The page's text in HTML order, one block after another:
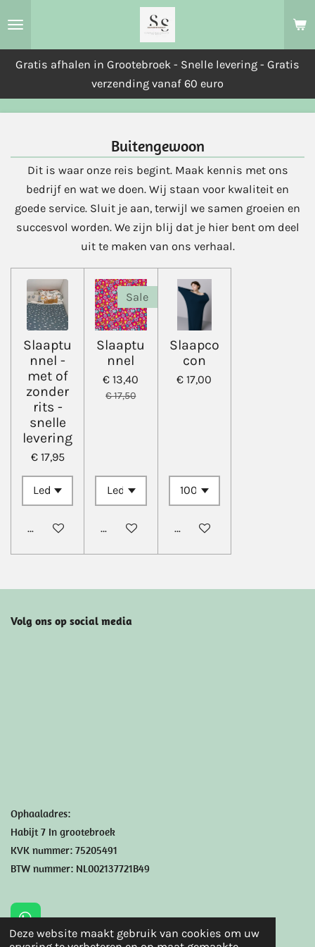
Deze website maakt gebruik van cookies om uw
naar
de
Gratis afhalen in Grootebroek - Snelle levering - Gratis
verzending vanaf 60 euro
Buitengewoon
Dit is waar onze reis begint. Maak kennis met ons
bedrijf en wat we doen. Wij staan voor kwaliteit en
goede service. Sluit je aan, terwijl we samen groeien en
succesvol worden. We zijn blij dat je hier bent om deel
uit te maken van ons verhaal.
Slaaptu
nnel -
met of
zonder
rits -
snelle
levering
€ 17,95
Bekijk details
Sale
Slaaptu
nnel
€ 13,40
€ 17,50
Bekijk details
Slaapco
con
€ 17,00
In winkelwagen
Volg ons op social media
Ophaaladres:
Habijt 7 In grootebroek
KVK nummer: 75205491
BTW nummer: NL002137721B49
h
© 2024 - 2026 Sensisweet